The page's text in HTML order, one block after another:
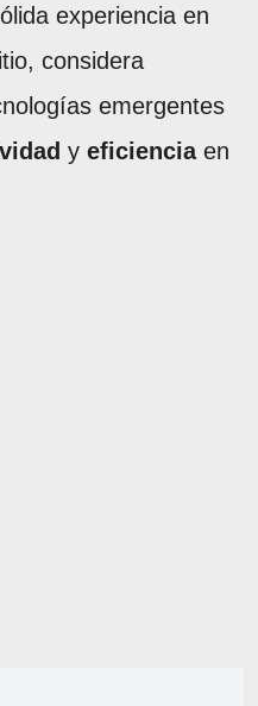
experiencia en
considera
emergentes
y eficienciaen